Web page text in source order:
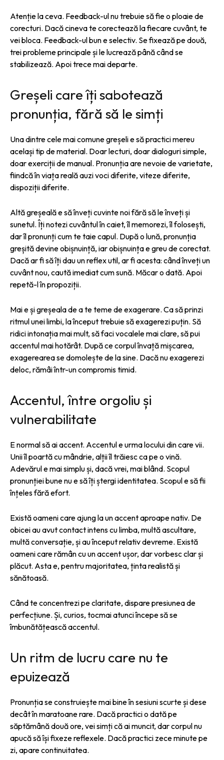
Atenție la ceva. Feedback-ul nu trebuie să fie o ploaie de
corecturi. Dacă cineva te corectează la fiecare cuvânt, te
vei bloca. Feedback-ul bun e selectiv. Se fixează pe două,
trei probleme principale și le lucrează până când se
stabilizează. Apoi trece mai departe.
Greșeli care îți sabotează
pronunția, fără să le simți
Una dintre cele mai comune greșeli e să practici mereu
același tip de material. Doar lecturi, doar dialoguri simple,
doar exerciții de manual. Pronunția are nevoie de varietate,
fiindcă în viața reală auzi voci diferite, viteze diferite,
dispoziții diferite.
Altă greșeală e să înveți cuvinte noi fără să le înveți și
sunetul. Îți notezi cuvântul în caiet, îl memorezi, îl folosești,
dar îl pronunți cum te taie capul. După o lună, pronunția
greșită devine obișnuință, iar obișnuința e greu de corectat.
Dacă ar fi să îți dau un reflex util, ar fi acesta: când înveți un
cuvânt nou, caută imediat cum sună. Măcar o dată. Apoi
repetă-l în propoziții.
Mai e și greșeala de a te teme de exagerare. Ca să prinzi
ritmul unei limbi, la început trebuie să exagerezi puțin. Să
ridici intonația mai mult, să faci vocalele mai clare, să pui
accentul mai hotărât. După ce corpul învață mișcarea,
exagerearea se domolește de la sine. Dacă nu exagerezi
deloc, rămâi într-un compromis timid.
Accentul, între orgoliu și
vulnerabilitate
E normal să ai accent. Accentul e urma locului din care vii.
Unii îl poartă cu mândrie, alții îl trăiesc ca pe o vină.
Adevărul e mai simplu și, dacă vrei, mai blând. Scopul
pronunției bune nu e să îți ștergi identitatea. Scopul e să fii
înțeles fără efort.
Există oameni care ajung la un accent aproape nativ. De
obicei au avut contact intens cu limba, multă ascultare,
multă conversație, și au început relativ devreme. Există
oameni care rămân cu un accent ușor, dar vorbesc clar și
plăcut. Asta e, pentru majoritatea, ținta realistă și
sănătoasă.
Când te concentrezi pe claritate, dispare presiunea de
perfecțiune. Și, curios, tocmai atunci începe să se
îmbunătățească accentul.
Un ritm de lucru care nu te
epuizează
Pronunția se construiește mai bine în sesiuni scurte și dese
decât în maratoane rare. Dacă practici o dată pe
săptămână două ore, vei simți că ai muncit, dar corpul nu
apucă să își fixeze reflexele. Dacă practici zece minute pe
zi, apare continuitatea.